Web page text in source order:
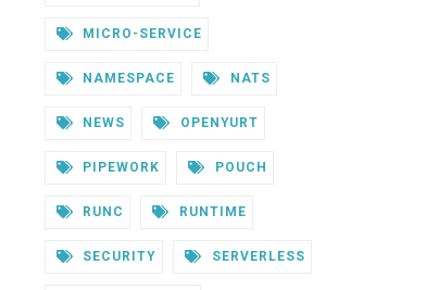
MICRO-SERVICE
NAMESPACE NATS
NEWS OPENYURT
PIPEWORK POUCH
RUNC RUNTIME
SECURITY SERVERLESS